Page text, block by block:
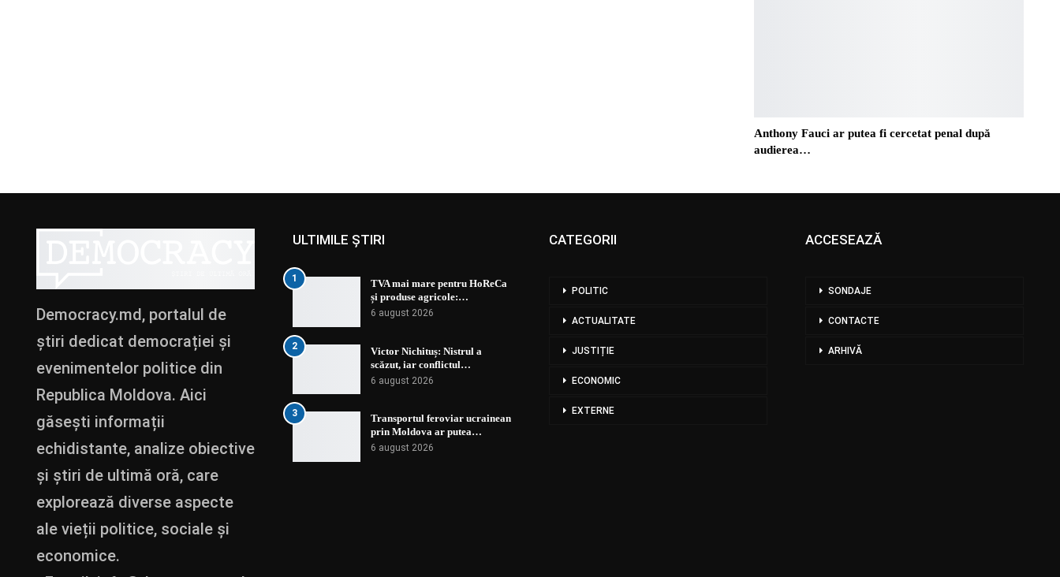
Anthony Fauci ar putea fi cercetat penal după
audierea…
Democracy.md, portalul de
știri dedicat democrației și
evenimentelor politice din
Republica Moldova. Aici
găsești informații
echidistante, analize obiective
și știri de ultimă oră, care
explorează diverse aspecte
ale vieții politice, sociale și
economice.
ULTIMILE ȘTIRI
1
TVA mai mare pentru HoReCa
și produse agricole:…
6 august 2026
2
Victor Nichituș: Nistrul a
scăzut, iar conflictul…
6 august 2026
3
Transportul feroviar ucrainean
prin Moldova ar putea…
6 august 2026
CATEGORII
POLITIC
ACTUALITATE
JUSTIȚIE
ECONOMIC
EXTERNE
ACCESEAZĂ
SONDAJE
CONTACTE
ARHIVĂ